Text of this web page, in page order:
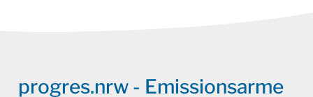
progres.nrw - Emissionsarme